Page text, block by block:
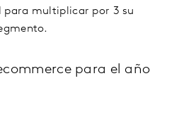
para multiplicar por 3 su
para el año